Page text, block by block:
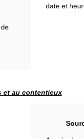
date et
et au contentieux